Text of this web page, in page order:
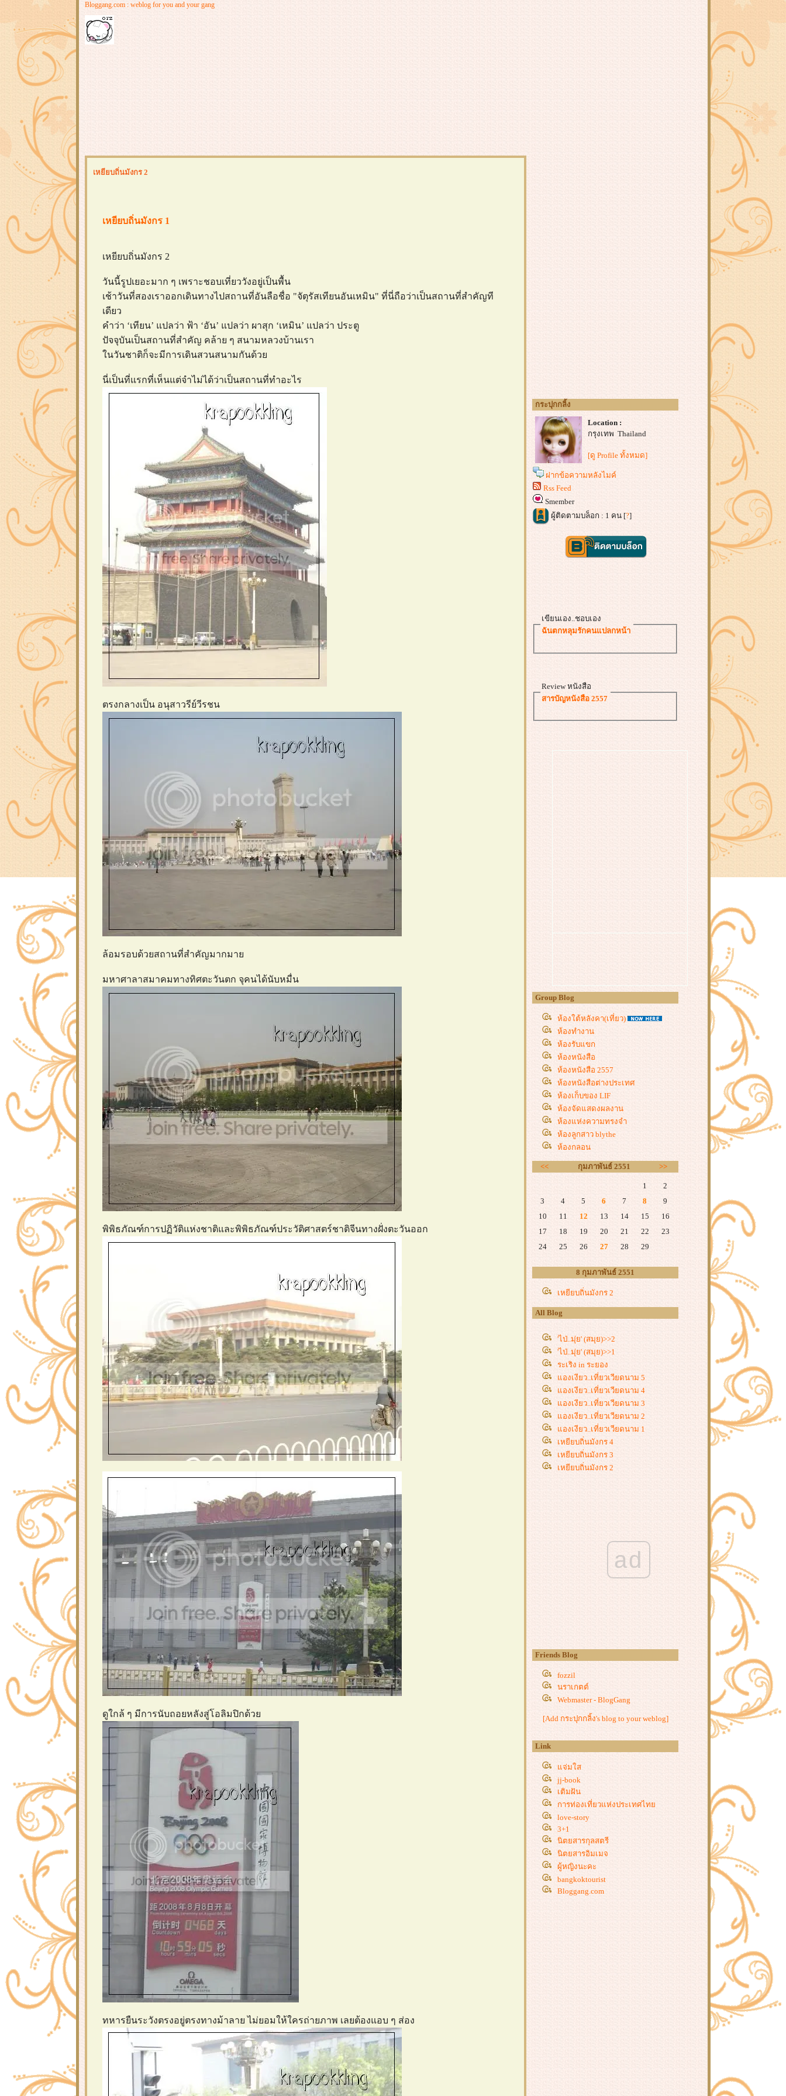
Bloggang.com : weblog for you and your gang
เหยียบถิ่นมังกร 2
เหยียบถิ่นมังกร 1
เหยียบถิ่นมังกร 2
วันนี้รูปเยอะมาก ๆ เพราะชอบเที่ยววังอยู่เป็นพื้น
เช้าวันที่สองเราออกเดินทางไปสถานที่อันลือชื่อ "จัตุรัสเทียนอันเหมิน" ที่นี่ถือว่าเป็นสถานที่สำคัญที
เดียว
คำว่า ‘เทียน’ แปลว่า ฟ้า ‘อัน’ แปลว่า ผาสุก ‘เหมิน’ แปลว่า ประตู
ปัจจุบันเป็นสถานที่สำคัญ คล้าย ๆ สนามหลวงบ้านเรา
นวันชาติก็จะมีการเดินสวนสนามกันด้ว
นี่เป็นที่แรกที่เห็นแต่จำไม่ได้ว่าเป็นสถานที่ทำอะไร
ตรงกลางเป็น อนุสาวรีย์วีรชน
ล้อมรอบด้วยสถานที่สำคัญมากมา
มหาศาลาสมาคมทางทิศตะวันตก จุคนได้นับหมื่น
พิพิธภัณฑ์การปฏิวัติแห่งชาติและพิพิธภัณฑ์ประวัติศาสตร์ชาติจีนทางฝั่งตะวันออก
ดูใกล้ ๆ มีการนับถอยหลังสู่โอลิมปิกด้ว
ทหารยืนระวังตรงอยู่ตรงทางม้าลาย ไม่ยอมให้ใครถ่ายภาพ เลยต้องแอบ ๆ ส่อง
กระปุกกลิ้ง
Location :
กรุงเทพ Thailand
[ดู Profile ทั้งหมด]
ฝากข้อความหลังไมค์
Rss Feed
Smember
ผู้ติดตามบล็อก : 1 คน [?]
เขียนเอง..ชอบเอง
ฉันตกหลุมรักคนแปลกหน้า
Review หนังสือ
สารบัญหนังสือ 2557
Group Blog
ห้องใต้หลังคา(เที่ยว)
ห้องทำงาน
ห้องรับแขก
ห้องหนังสือ
ห้องหนังสือ 2557
ห้องหนังสือต่างประเทศ
ห้องเก็บของ LIF
ห้องจัดแสดงผลงาน
ห้องแห่งความทรงจำ
ห้องลูกสาว blythe
ห้องกลอน
<< กุมภาพันธ์ 2551 >>
1
2
3
4 5 6 7 8
9
10
11 12 13 14 15
16
17
18 19 20 21 22
23
24
25 26 27 28 29
8 กุมภาพันธ์ 2551
เหยียบถิ่นมังกร 2
All Blog
'ไป่..มุ่ย' (สมุย)>>2
'ไป่..มุ่ย' (สมุย)>>1
ระเริง in ระยอง
องเงียว..เที่ยวเวียดนาม 5
องเงียว..เที่ยวเวียดนาม 4
องเงียว..เที่ยวเวียดนาม 3
องเงียว..เที่ยวเวียดนาม 2
องเงียว..เที่ยวเวียดนาม 1
เหยียบถิ่นมังกร 4
เหยียบถิ่นมังกร 3
เหยียบถิ่นมังกร 2
หลงยุกยิก in เชียงใหม่ 1
พระราชนิเวศน์มฤคทายวัน..ราว
เอราวัณ ลืมไม่ลง
สาริกาหน้าซีด
ad
Friends Blog
fozzil
นราเกตต์
Webmaster - BlogGang
[Add กระปุกกลิ้ง's blog to your weblog]
Link
จ่มใส
jj-book
เติมฝัน
การท่องเที่ยวแห่งประเทศไท
love-story
3+1
นิตยสารกุลสตรี
นิตยสารอิมเมจ
ผู้หญิงนะคะ
bangkoktourist
Bloggang.com